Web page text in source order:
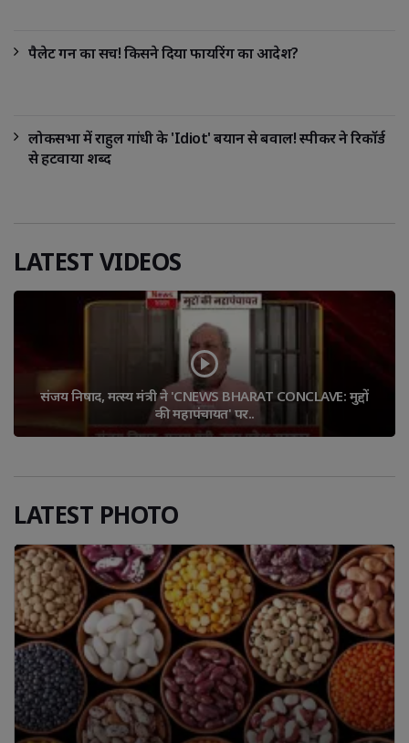
पैलेट गन का सच! किसने दिया फायरिंग का आदेश?
लोकसभा में राहुल गांधी के 'Idiot' बयान से बवाल! स्पीकर ने रिकॉर्ड
से हटवाया शब्द
LATEST VIDEOS
संजय निषाद, मत्स्य मंत्री ने 'CNEWS BHARAT CONCLAVE: मुद्दों
की महापंचायत' पर..
LATEST PHOTO